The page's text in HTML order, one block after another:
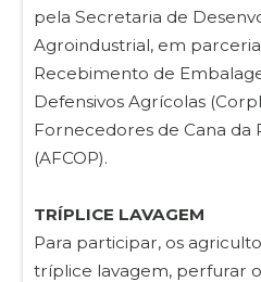
pela Secretaria de
Agroindustrial, em
Recebimento de
Defensivos Agrícolas
Fornecedores de Cana da
(AFCOP).
TRÍPLICE LAVAGEM
Para participar, os
tríplice lavagem, perfurar